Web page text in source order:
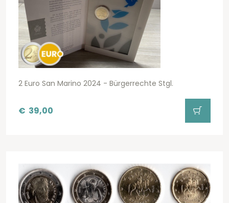
2 Euro San Marino 2024 - Bürgerrechte Stgl.
€ 39,00